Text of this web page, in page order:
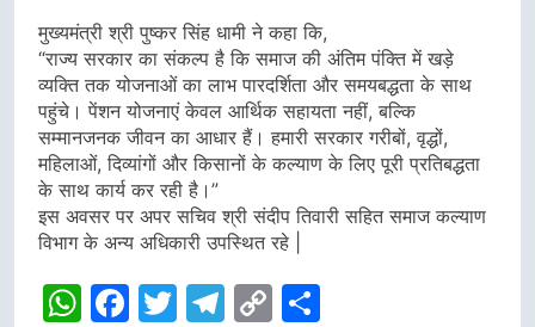
मुख्यमंत्री श्री पुष्कर सिंह धामी ने कहा कि,
“राज्य सरकार का संकल्प है कि समाज की अंतिम पंक्ति में खड़े
व्यक्ति तक योजनाओं का लाभ पारदर्शिता और समयबद्धता के साथ
पहुंचे। पेंशन योजनाएं केवल आर्थिक सहायता नहीं, बल्कि
सम्मानजनक जीवन का आधार हैं। हमारी सरकार गरीबों, वृद्धों,
महिलाओं, दिव्यांगों और किसानों के कल्याण के लिए पूरी प्रतिबद्धता
के साथ कार्य कर रही है।”
इस अवसर पर अपर सचिव श्री संदीप तिवारी सहित समाज कल्याण
विभाग के अन्य अधिकारी उपस्थित रहे |
WhatsApp
Facebook
Twitter
Telegram
Copy